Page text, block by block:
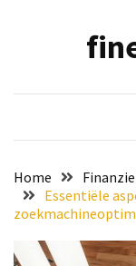
Tickets
kaufen:
So
du
Home
Essentiële